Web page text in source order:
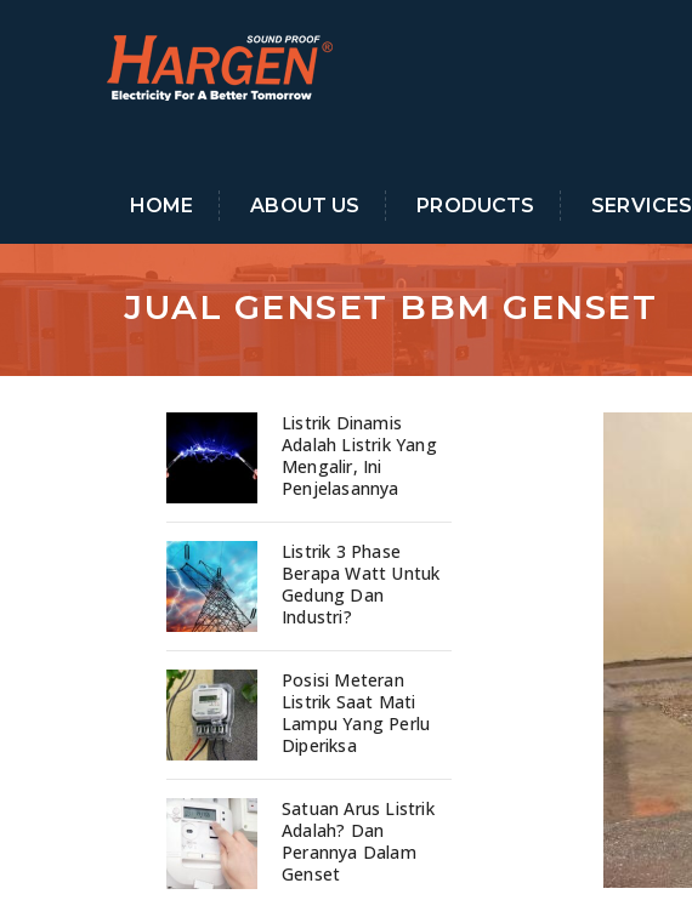
HOME ABOUT US PRODUCTS SERVICES
JUAL GENSET BBM GENSET
Listrik Dinamis
Adalah Listrik Yang
Mengalir, Ini
Penjelasannya
Listrik 3 Phase
Berapa Watt Untuk
Gedung Dan
Industri?
Posisi Meteran
Listrik Saat Mati
Lampu Yang Perlu
Diperiksa
Satuan Arus Listrik
Adalah? Dan
Perannya Dalam
Genset